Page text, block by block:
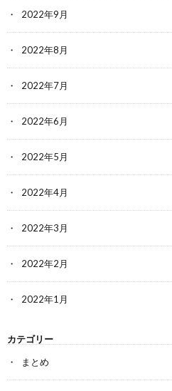
2022年9月
2022年8月
2022年7月
2022年6月
2022年5月
2022年4月
2022年3月
2022年2月
2022年1月
カテゴリー
まとめ